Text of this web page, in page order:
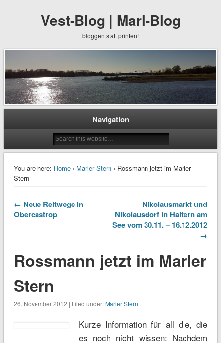
Vest-Blog | Marl-Blog
bloggen statt printen!
Navigation
You are here: Home› Marler Stern› Rossmann jetzt im Marler
Stern
← Neue Reitwege in
Obercastrop
Nikolausmarkt und
Nikolausdorf in Haltern am
See vom 30.11. – 16.12.2012
→
Rossmann jetzt im Marler
Stern
26. November 2012 | Filed under:Marler Stern
Kurze Information für all die, die
es noch nicht wissen: Nachdem